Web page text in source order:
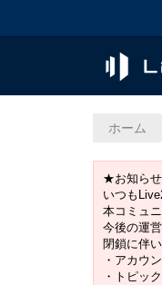
ホーム
★お知ら
いつも
本コミュ
今後の運
閉鎖に伴
・アカウ
・トピッ